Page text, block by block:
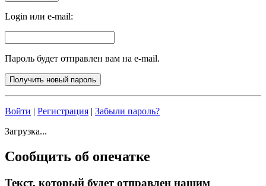
Login или e-mail:
Пароль будет отправлен вам на e-mail.
Войти | Регистрация | Забыли пароль?
Загрузка...
Сообщить об опечатке
Текст, который будет отправлен нашим